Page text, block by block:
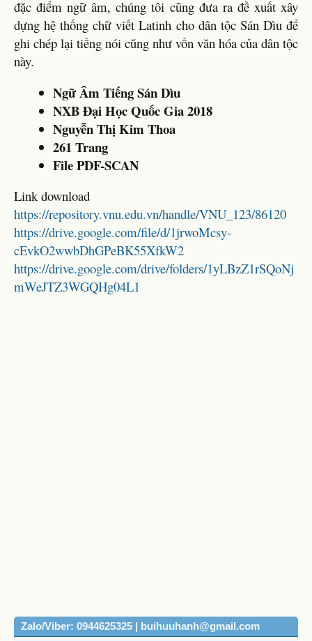
đặc điểm ngữ âm, chúng tôi cũng đưa ra đề xuất xây
dựng hệ thống chữ viết Latinh cho dân tộc Sán Dìu để
ghi chép lại tiếng nói cũng như vốn văn hóa của dân tộc
này.
Ngữ Âm Tiếng Sán Dìu
NXB Đại Học Quốc Gia 2018
Nguyễn Thị Kim Thoa
261 Trang
File PDF-SCAN
Link download
https://repository.vnu.edu.vn/handle/VNU_123/86120
https://drive.google.com/file/d/1jrwoMcsy-
cEvkO2wwbDhGPeBK55XfkW2
https://drive.google.com/drive/folders/1yLBzZ1rSQoNj
mWeJTZ3WGQHg04L1
Zalo/Viber: 0944625325 | buihuuhanh@gmail.com